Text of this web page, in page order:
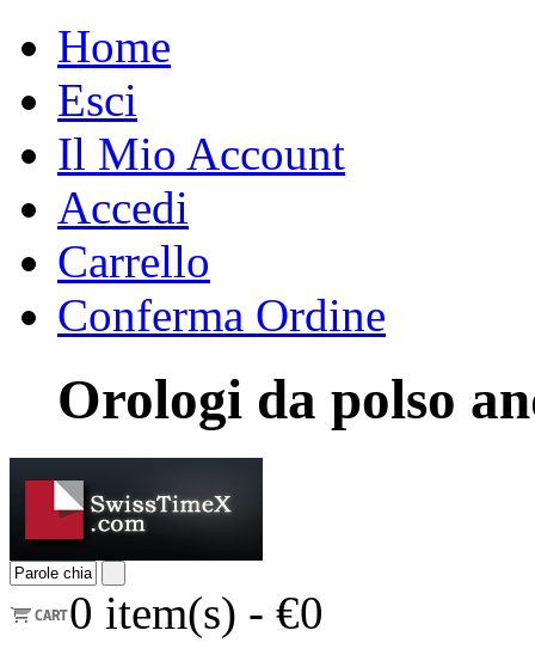
Home
Esci
Il Mio Account
Accedi
Carrello
Conferma Ordine
Orologi da polso
0 item(s) - €0